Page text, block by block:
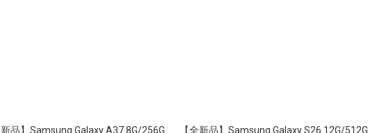
新品】Samsung Galaxy A37 8G/256G
【全新品】Samsung Galaxy S26 12G/512G